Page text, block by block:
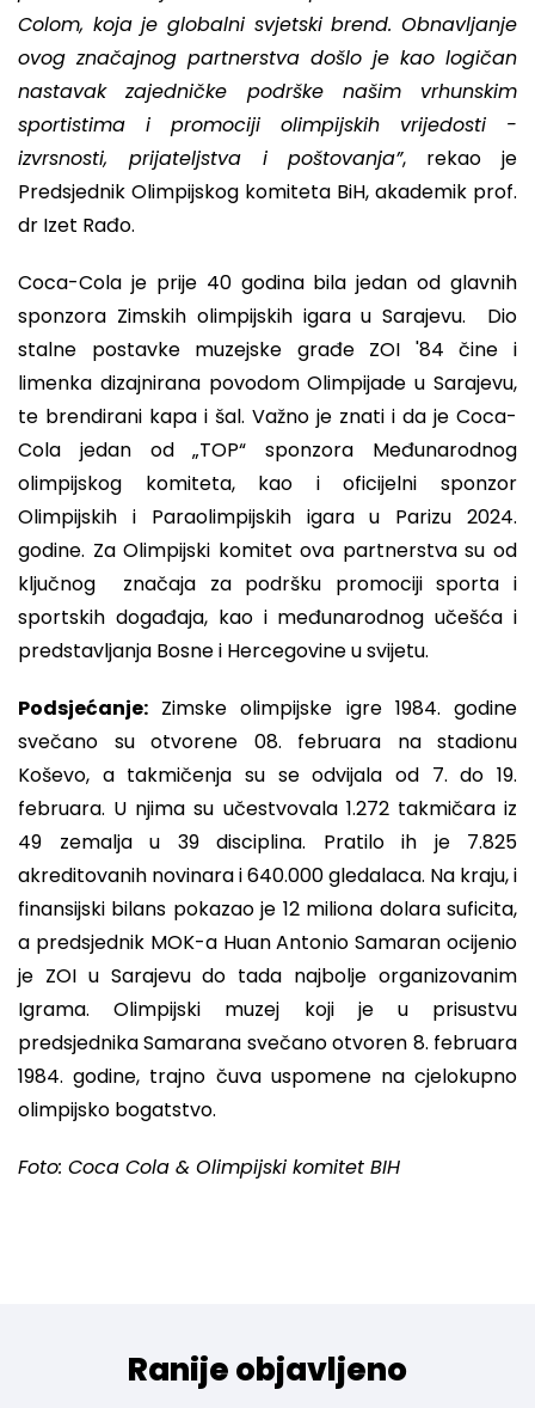
Colom, koja je globalni svjetski brend. Obnavljanje
ovog značajnog partnerstva došlo je kao logičan
nastavak zajedničke podrške našim vrhunskim
sportistima i promociji olimpijskih vrijedosti -
izvrsnosti, prijateljstva i poštovanja”, rekao je
Predsjednik Olimpijskog komiteta BiH, akademik prof.
dr Izet Rađo.
Coca-Cola je prije 40 godina bila jedan od glavnih
sponzora Zimskih olimpijskih igara u Sarajevu. Dio
stalne postavke muzejske građe ZOI '84 čine i
limenka dizajnirana povodom Olimpijade u Sarajevu,
te brendirani kapa i šal. Važno je znati i da je Coca-
Cola jedan od „TOP“ sponzora Međunarodnog
olimpijskog komiteta, kao i oficijelni sponzor
Olimpijskih i Paraolimpijskih igara u Parizu 2024.
godine. Za Olimpijski komitet ova partnerstva su od
ključnog značaja za podršku promociji sporta i
sportskih događaja, kao i međunarodnog učešća i
predstavljanja Bosne i Hercegovine u svijetu.
Podsjećanje: Zimske olimpijske igre 1984. godine
svečano su otvorene 08. februara na stadionu
Koševo, a takmičenja su se odvijala od 7. do 19.
februara. U njima su učestvovala 1.272 takmičara iz
49 zemalja u 39 disciplina. Pratilo ih je 7.825
akreditovanih novinara i 640.000 gledalaca. Na kraju, i
finansijski bilans pokazao je 12 miliona dolara suficita,
a predsjednik MOK-a Huan Antonio Samaran ocijenio
je ZOI u Sarajevu do tada najbolje organizovanim
Igrama. Olimpijski muzej koji je u prisustvu
predsjednika Samarana svečano otvoren 8. februara
1984. godine, trajno čuva uspomene na cjelokupno
olimpijsko bogatstvo.
Foto: Coca Cola & Olimpijski komitet BIH
Ranije objavljeno